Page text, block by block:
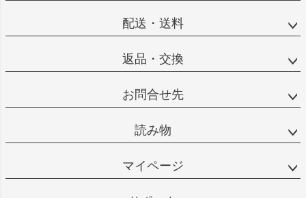
配送・送料
返品・交換
お問合せ先
読み物
マイページ